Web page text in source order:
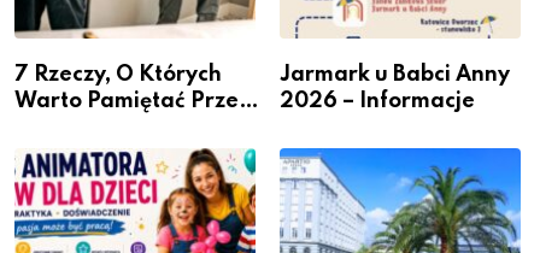
7 Rzeczy, O Których
Warto Pamiętać Przed
Jarmark u Babci Anny
2026 – Informacje